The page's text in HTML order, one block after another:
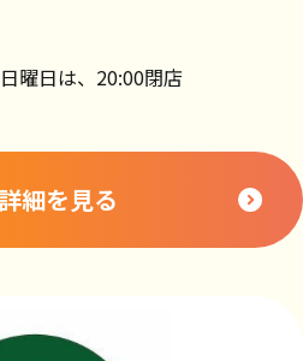
曜日は、20:00閉店
細を見る